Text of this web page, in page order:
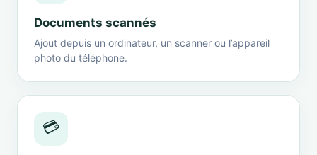
Documents scannés
Ajout depuis un ordinateur, un scanner ou l’appareil
photo du téléphone.
💳